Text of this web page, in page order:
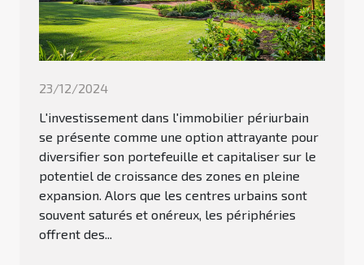
23/12/2024
L'investissement dans l'immobilier périurbain
se présente comme une option attrayante pour
diversifier son portefeuille et capitaliser sur le
potentiel de croissance des zones en pleine
expansion. Alors que les centres urbains sont
souvent saturés et onéreux, les périphéries
offrent des...